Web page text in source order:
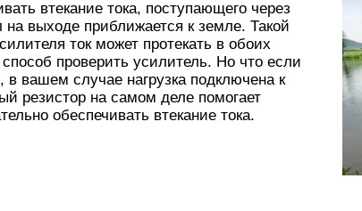
втекание тока, поступающего через
на выходе приближается к земле. Такой
ток может протекать в обоих
проверить усилитель. Но что если
вашем случае нагрузка подключена к
резистор на самом деле помогает
обеспечивать втекание тока.